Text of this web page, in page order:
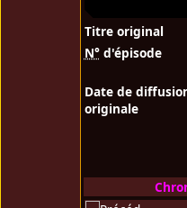
Titre original
N°d'épisode
Date de
originale